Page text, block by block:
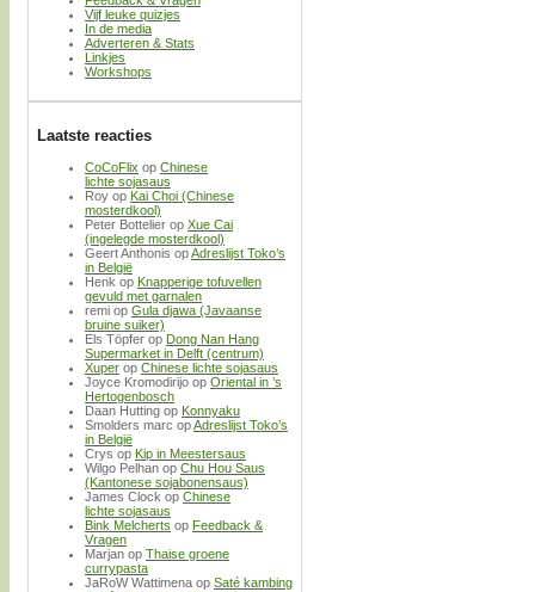
Vijf leuke quizjes
In de media
Adverteren & Stats
Linkjes
Workshops
Laatste reacties
CoCoFlix op Chinese
lichte sojasaus
Roy op Kai Choi (Chinese
mosterdkool)
Peter Bottelier op Xue Cai
(ingelegde mosterdkool)
Geert Anthonis opAdreslijst Toko’s
in België
Henk op Knapperige tofuvellen
gevuld met garnalen
remi op Gula djawa (Javaanse
bruine suiker)
Els Töpfer op Dong Nan Hang
Supermarket in Delft (centrum)
Xuper op Chinese lichte sojasaus
Joyce Kromodirijo op Oriental in ’s
Hertogenbosch
Daan Hutting op Konnyaku
Smolders marc opAdreslijst Toko’s
in België
Crys op Kip in Meestersaus
Wilgo Pelhan op Chu Hou Saus
(Kantonese sojabonensaus)
James Clock op Chinese
lichte sojasaus
Bink Melcherts op Feedback &
Vragen
Marjan op Thaise groene
currypasta
JaRoW Wattimena op Saté kambing